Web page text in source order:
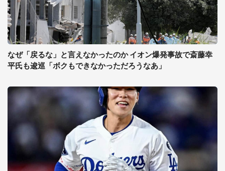
なぜ「戻るな」と言えなかったのか イオン爆発事故で斎藤幸
平氏も逡巡「ボクもできなかっただろうなあ」